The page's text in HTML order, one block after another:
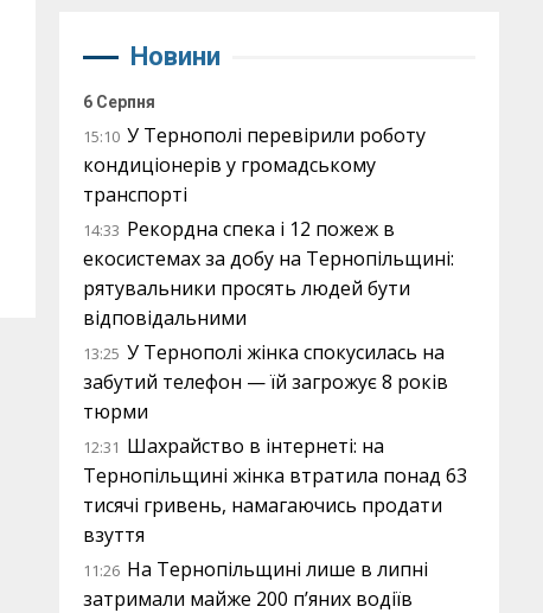
Новини
6 Серпня
15:10 У Тернополі перевірили роботу
кондиціонерів у громадському
транспорті
14:33 Рекордна спека і 12 пожеж в
екосистемах за добу на Тернопільщині:
рятувальники просять людей бути
відповідальними
13:25 У Тернополі жінка спокусилась на
забутий телефон — їй загрожує 8 років
тюрми
12:31 Шахрайство в інтернеті: на
Тернопільщині жінка втратила понад 63
тисячі гривень, намагаючись продати
взуття
11:26 На Тернопільщині лише в липні
затримали майже 200 п’яних водіїв